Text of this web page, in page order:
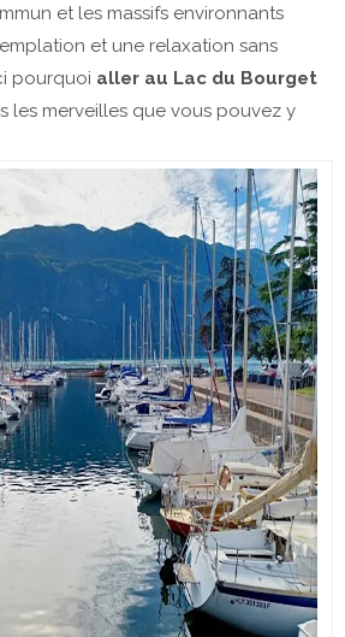
et les massifs environnants
et une relaxation sans
pourquoi aller au Lac du Bourget
les merveilles que vous pouvez y